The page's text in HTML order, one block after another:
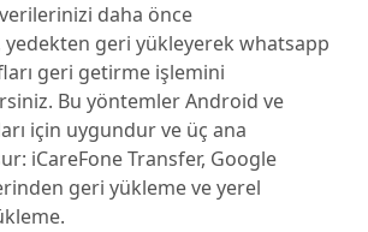
daha önce
yedekten geri yükleyerek whatsapp
geri getirme işlemini
Bu yöntemler Android ve
için uygundur ve üç ana
iCareFone Transfer, Google
geri yükleme ve yerel